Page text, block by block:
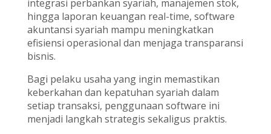
integrasi perbankan syariah, manajemen stok,
hingga laporan keuangan real-time, software
akuntansi syariah mampu meningkatkan
efisiensi operasional dan menjaga transparansi
bisnis.
Bagi pelaku usaha yang ingin memastikan
keberkahan dan kepatuhan syariah dalam
setiap transaksi, penggunaan software ini
menjadi langkah strategis sekaligus praktis.